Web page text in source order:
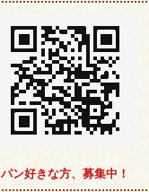
パン好きな方、募集中！